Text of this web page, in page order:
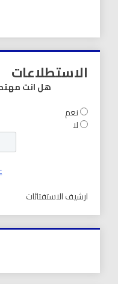
الاستطلاعات
هل انت مهتم
نعم
لا
ارشيف الاستفتائات